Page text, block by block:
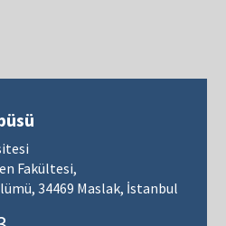
Fakültesi,
34469 Maslak, İstanbul